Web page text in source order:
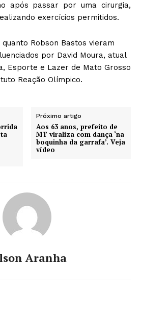
após passar por uma cirurgia,
exercícios permitidos.
Robson Bastos vieram
por David Moura, atual
Esporte e Lazer de Mato Grosso
Reação Olímpico.
Próximo artigo
Aos 63 anos, prefeito de
MT viraliza com dança ‘na
boquinha da garrafa’. Veja
vídeo
Aranha